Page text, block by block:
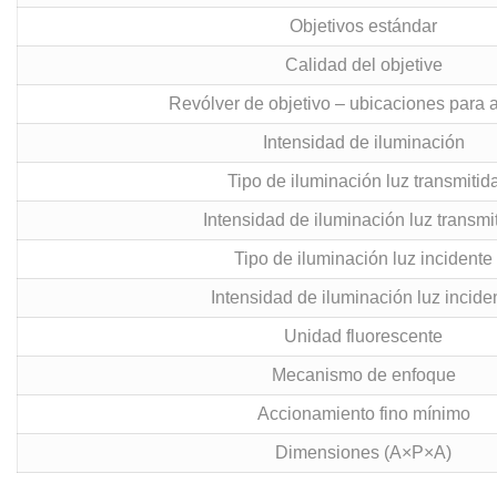
Objetivos estándar
Calidad del objetive
Revólver de objetivo – ubicaciones para
Intensidad de iluminación
Tipo de iluminación luz
Intensidad de iluminación luz
Tipo de iluminación luz incidente
Intensidad de iluminación luz
Unidad fluorescente
Mecanismo de enfoque
Accionamiento fino mínimo
Dimensiones (A×P×A)